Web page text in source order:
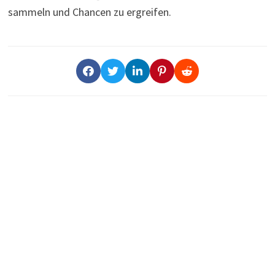
sammeln und Chancen zu ergreifen.